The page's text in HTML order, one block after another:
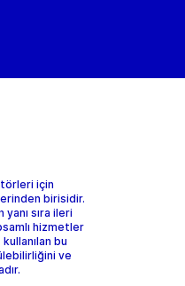
için
birisidir.
sıra ileri
hizmetler
bu
ve